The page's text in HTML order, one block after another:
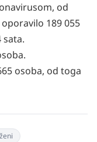
od
189 055
sata.
osoba, od toga